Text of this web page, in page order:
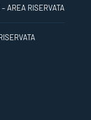
AREA RISERVATA